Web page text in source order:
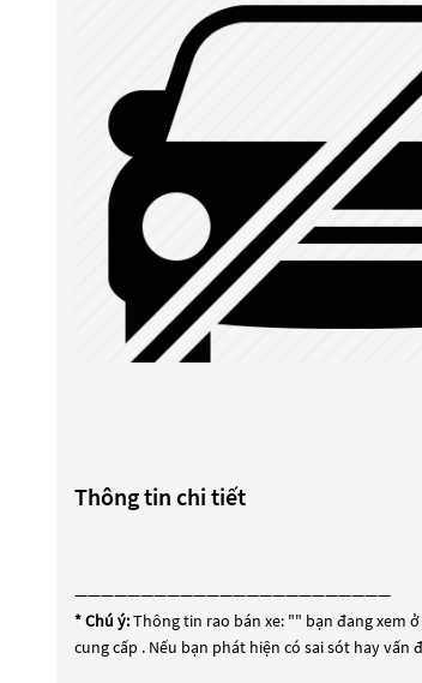
Thông tin chi tiết
————————————————————————
* Chú ý:Thông tin rao bán xe: "" bạn đang xem
cung cấp . Nếu bạn phát hiện có sai sót hay